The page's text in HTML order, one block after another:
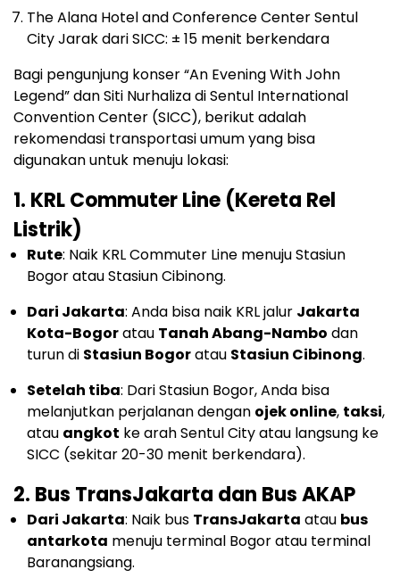
The Alana Hotel and Conference Center Sentul
City Jarak dari SICC: ± 15 menit berkendara
Bagi pengunjung konser “An Evening With John
Legend” dan Siti Nurhaliza di Sentul International
Convention Center (SICC), berikut adalah
rekomendasi transportasi umum yang bisa
digunakan untuk menuju lokasi:
1. KRL Commuter Line (Kereta Rel
Listrik)
Rute: Naik KRL Commuter Line menuju Stasiun
Bogor atau Stasiun Cibinong.
Dari Jakarta: Anda bisa naik KRL jalur Jakarta
Kota-Bogoratau Tanah Abang-Nambo dan
turun di Stasiun Bogoratau Stasiun Cibinong.
Setelah tiba: Dari Stasiun Bogor, Anda bisa
melanjutkan perjalanan dengan ojek online, taksi,
atau angkot ke arah Sentul City atau langsung ke
SICC (sekitar 20-30 menit berkendara).
2. Bus TransJakarta dan Bus AKAP
Dari Jakarta: Naik bus TransJakarta atau bus
antarkota menuju terminal Bogor atau terminal
Baranangsiang.